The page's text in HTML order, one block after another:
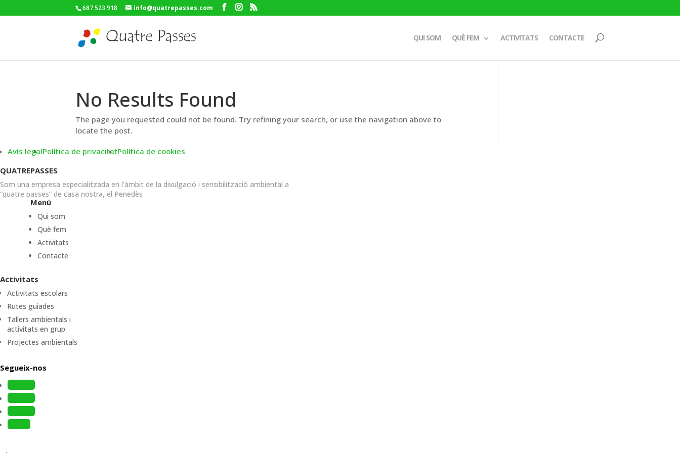
687 523 918 info@quatrepasses.com
QUI SOM QUÈ FEM ACTIVITATS CONTACTE
No Results Found
The page you requested could not be found. Try refining your search, or use the navigation above to
locate the post.
Avís legalPolítica de privacitatPolítica de cookies
QUATREPASSES
Som una empresa especialitzada en l’àmbit de la divulgació i sensibilització ambiental a
“quatre passes” de casa nostra, el Penedès
Menú
Qui som
Què fem
Activitats
Contacte
Activitats
Activitats escolars
Rutes guiades
Tallers ambientals i
activitats en grup
Projectes ambientals
Segueix-nos
Follow
Follow
Follow
Follow